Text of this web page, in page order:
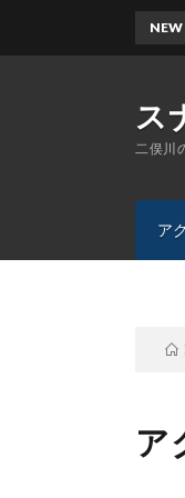
ス
二俣川
ア
ア